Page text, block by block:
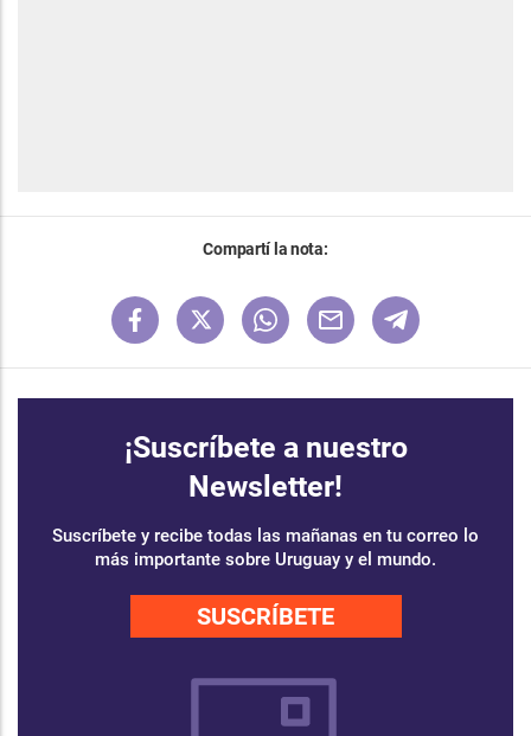
Compartí la nota:
¡Suscríbete a nuestro
Newsletter!
Suscríbete y recibe todas las mañanas en tu correo lo
más importante sobre Uruguay y el mundo.
SUSCRÍBETE